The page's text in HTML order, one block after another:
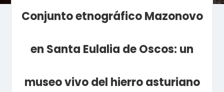
Conjunto etnográfico Mazonovo
en Santa Eulalia de Oscos: un
museo vivo del hierro asturiano